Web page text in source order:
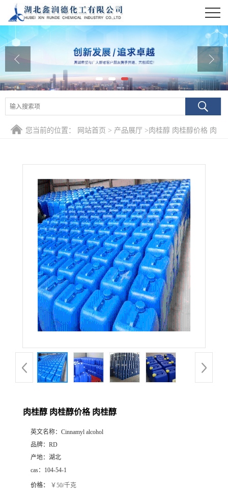
公司首页
公司介绍
公司动态
产品展厅
证书荣誉
您当前的位置： 网站首页 > 产品展厅 > 肉桂醇 肉桂醇价格 肉
肉桂醇 肉桂醇价格 肉桂醇
英文名称： Cinnamyl alcohol
品牌： RD
产地： 湖北
cas： 104-54-1
价格： ￥50/千克